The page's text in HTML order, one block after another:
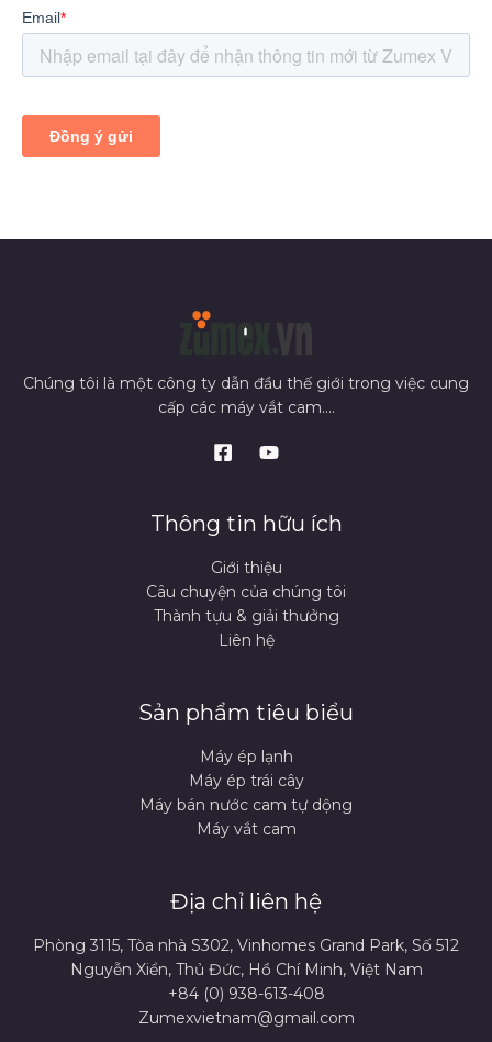
Chúng tôi là một công ty dẫn đầu thế giới trong việc cung
cấp các máy vắt cam....
Thông tin hữu ích
Giới thiệu
Câu chuyện của chúng tôi
Thành tựu & giải thưởng
Liên hệ
Sản phẩm tiêu biểu
Máy ép lạnh
Máy ép trái cây
Máy bán nước cam tự dộng
Máy vắt cam
Địa chỉ liên hệ
Phòng 3115, Tòa nhà S302, Vinhomes Grand Park, Số 512
Nguyễn Xiển, Thủ Đức, Hồ Chí Minh, Việt Nam
+84 (0) 938-613-408
Zumexvietnam@gmail.com